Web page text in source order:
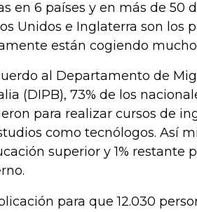
en 6 países y en más de 50
Unidos e Inglaterra son los
están cogiendo
al Departamento de
(DIPB), 73% de los
para realizar cursos de
como tecnólogos. Así
superior y 1% restante
para que 12.030